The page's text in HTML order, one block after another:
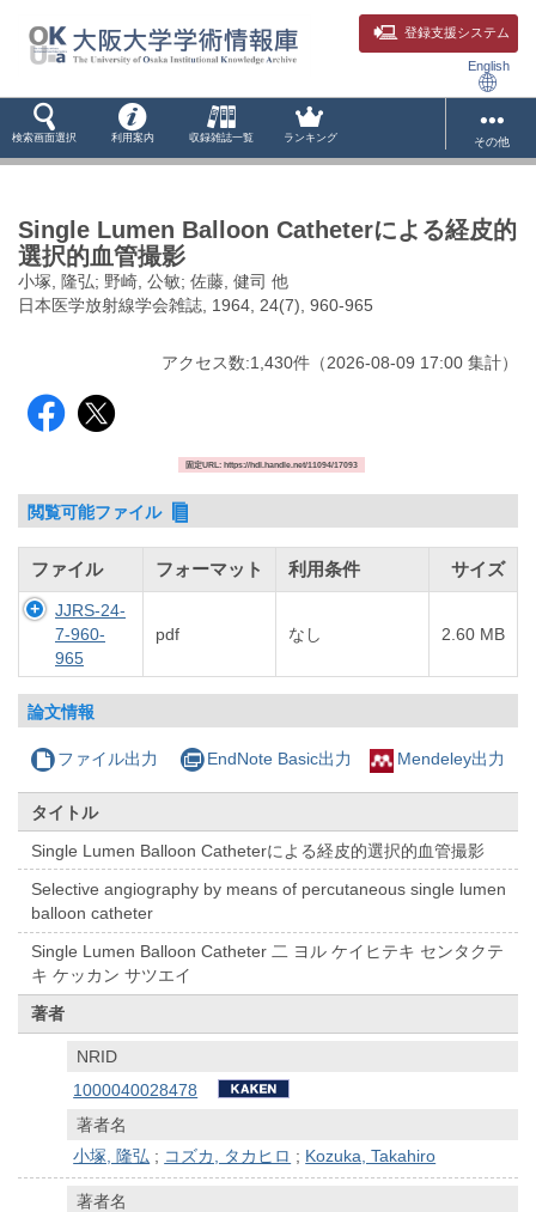
登録支援システム
English
検索画面選択 利用案内 収録雑誌一覧 ランキング その他
Single Lumen Balloon Catheterによる経皮的
選択的血管撮影
小塚, 隆弘; 野崎, 公敏; 佐藤, 健司 他
日本医学放射線学会雑誌, 1964, 24(7), 960-965
アクセス数:1,430件 （2026-08-09 17:00 集計）
固定URL: https://hdl.handle.net/11094/17093
閲覧可能ファイル
ファイル フォーマット 利用条件 サイズ
JJRS-24-
7-960-
965
pdf なし 2.60 MB
論文情報
ファイル出力 EndNote Basic出力 Mendeley出力
タイトル
Single Lumen Balloon Catheterによる経皮的選択的血管撮影
Selective angiography by means of percutaneous single lumen
balloon catheter
Single Lumen Balloon Catheter 二 ヨル ケイヒテキ センタクテ
キ ケッカン サツエイ
著者
NRID
1000040028478
著者名
小塚, 隆弘 ; コズカ, タカヒロ ; Kozuka, Takahiro
著者名